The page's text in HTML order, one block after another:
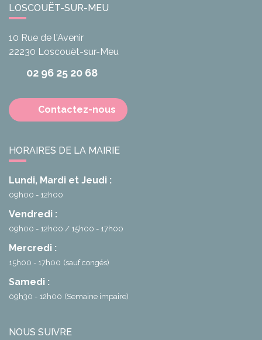
LOSCOUËT-SUR-MEU
10 Rue de l'Avenir
22230 Loscouët-sur-Meu
02 96 25 20 68
Contactez-nous
HORAIRES DE LA MAIRIE
Lundi, Mardi et Jeudi :
09h00 - 12h00
Vendredi :
09h00 - 12h00 15h00 - 17h00
Mercredi :
15h00 - 17h00 (sauf congés)
Samedi :
09h30 - 12h00 (Semaine impaire)
NOUS SUIVRE